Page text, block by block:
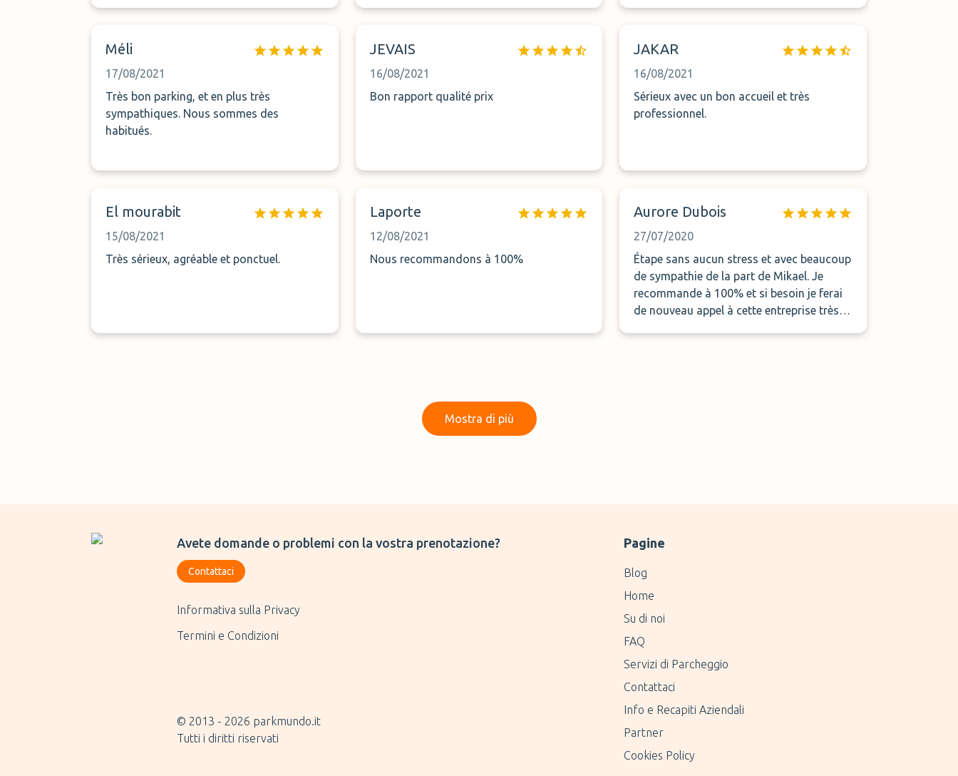
Méli
17/08/2021
Très bon parking, et en plus très
sympathiques. Nous sommes des
habitués.
JEVAIS
16/08/2021
Bon rapport qualité prix
JAKAR
16/08/2021
Sérieux avec un bon accueil et très
professionnel.
El mourabit
15/08/2021
Très sérieux, agréable et ponctuel.
Laporte
12/08/2021
Nous recommandons à 100%
Aurore Dubois
27/07/2020
Étape sans aucun stress et avec beaucoup
de sympathie de la part de Mikael. Je
recommande à 100% et si besoin je ferai
de nouveau appel à cette entreprise très
Mostra di più
Avete domande o problemi con la vostra prenotazione?
Contattaci
Informativa sulla Privacy
Termini e Condizioni
© 2013 - 2026 parkmundo.it
Tutti i diritti riservati
Pagine
Blog
Home
Su di noi
FAQ
Servizi di Parcheggio
Contattaci
Info e Recapiti Aziendali
Partner
Cookies Policy